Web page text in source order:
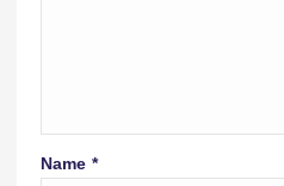
Name *